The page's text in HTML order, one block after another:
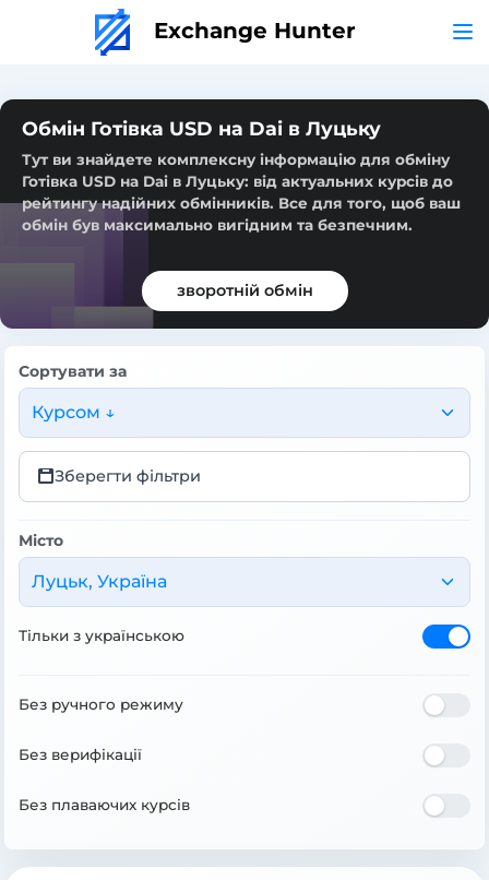
Exchange Hunter
Обмін Готівка USD на Dai в Луцьку
Тут ви знайдете комплексну інформацію для обміну
Готівка USD на Dai в Луцьку: від актуальних курсів до
рейтингу надійних обмінників. Все для того, щоб ваш
обмін був максимально вигідним та безпечним.
зворотній обмін
Сортувати за
Курсом ↓
Зберегти фільтри
Місто
Луцьк, Україна
Тільки з українською
Без ручного режиму
Без верифікації
Без плаваючих курсів